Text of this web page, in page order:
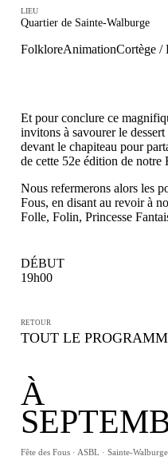
LIEU
Quartier de Sainte-Walburge
FolkloreAnimationCortège /
Et pour conclure ce
invitons à savourer le
devant le chapiteau pour
de cette 52e édition de notre
Nous refermerons alors les
Fous, en disant au revoir à
Folle, Folin, Princesse
DÉBUT
19h00
RETOUR
TOUT LE
À
Fête des Fous · ASBL · Sainte-